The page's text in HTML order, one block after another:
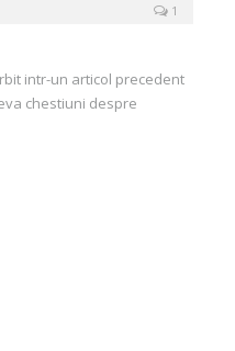
1
intr-un articol precedent
chestiuni despre